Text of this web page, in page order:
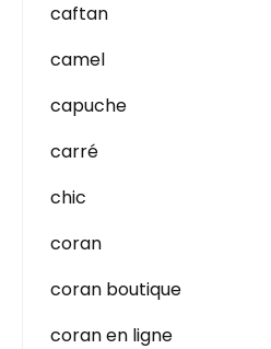
caftan
camel
capuche
carré
chic
coran
coran boutique
coran en ligne